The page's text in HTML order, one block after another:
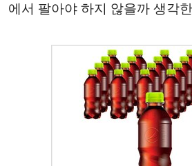
에서 팔아야 하지 않을까 생각